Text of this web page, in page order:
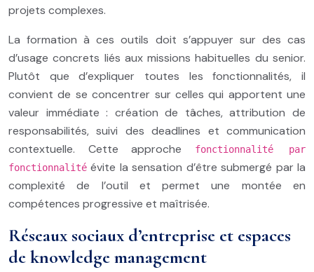
projets complexes.
La formation à ces outils doit s’appuyer sur des cas
d’usage concrets liés aux missions habituelles du senior.
Plutôt que d’expliquer toutes les fonctionnalités, il
convient de se concentrer sur celles qui apportent une
valeur immédiate : création de tâches, attribution de
responsabilités, suivi des deadlines et communication
contextuelle. Cette approche
fonctionnalité par
fonctionnalité évite la sensation d’être submergé par la
complexité de l’outil et permet une montée en
compétences progressive et maîtrisée.
Réseaux sociaux d’entreprise et espaces
de knowledge management